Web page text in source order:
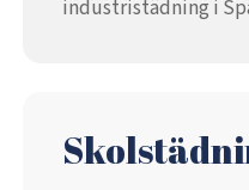
industristädning i